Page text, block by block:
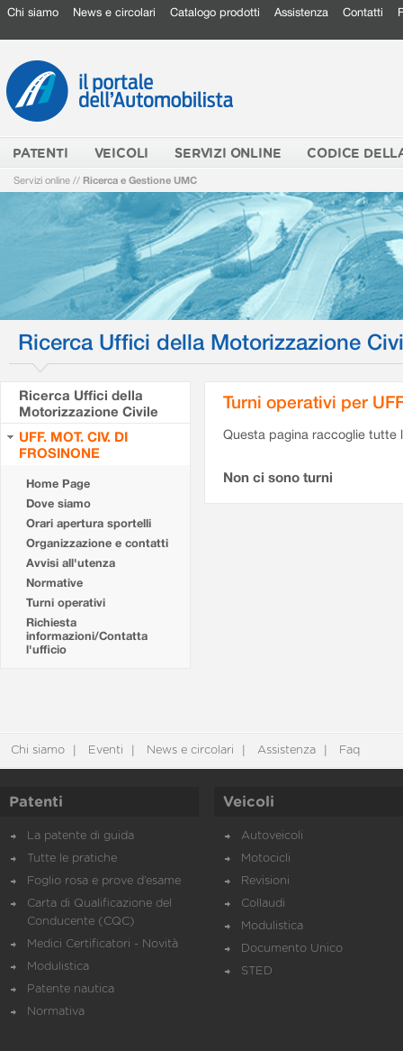
Chi siamo News e circolari Catalogo prodotti Assistenza Contatti
PATENTI VEICOLI SERVIZI ONLINE CODICE
Servizi online // Ricerca e Gestione UMC
Ricerca Uffici della Motorizzazione
Ricerca Uffici della
Motorizzazione Civile
UFF. MOT. CIV. DI
FROSINONE
Home Page
Dove siamo
Orari apertura sportelli
Organizzazione e contatti
Avvisi all'utenza
Normative
Turni operativi
Richiesta
informazioni/Contatta
l'ufficio
Turni operativi per
Questa pagina raccoglie tutte
Non ci sono turni
Chi siamo Eventi News e circolari Assistenza Faq
Patenti
La patente di guida
Tutte le pratiche
Foglio rosa e prove d’esame
Carta di Qualificazione del
Conducente (CQC)
Medici Certificatori - Novità
Modulistica
Patente nautica
Normativa
Veicoli
Autoveicoli
Motocicli
Revisioni
Collaudi
Modulistica
Documento Unico
STED